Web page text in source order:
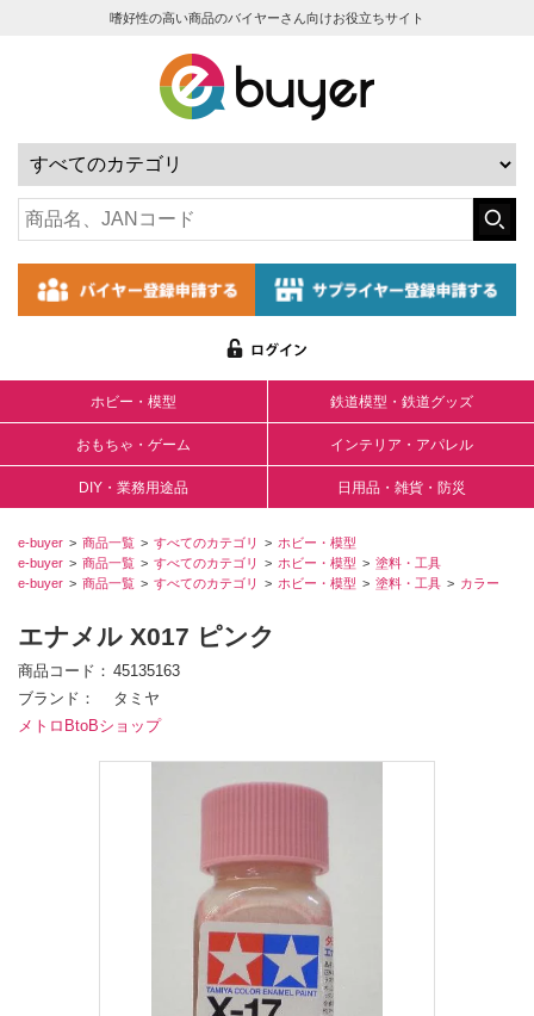
嗜好性の高い商品のバイヤーさん向けお役立ちサイト
ホビー・模型 鉄道模型・鉄道グッズ
おもちゃ・ゲーム インテリア・アパレル
DIY・業務用途品 日用品・雑貨・防災
e-buyer 商品一覧 すべてのカテゴリ
ホビー・模型
e-buyer
商品一覧 すべてのカテゴリ ホビー・模型
塗料・工具
e-buyer
商品一覧 すべてのカテゴリ ホビー・模型 塗料・工具 カラー
エナメル X017 ピンク
商品コード
45135163
ブランド
タミヤ
メトロBtoBショップ